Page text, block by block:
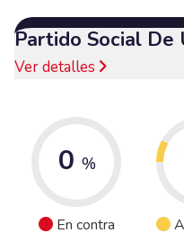
Partido Social De
Ver detalles
0 %
En contra